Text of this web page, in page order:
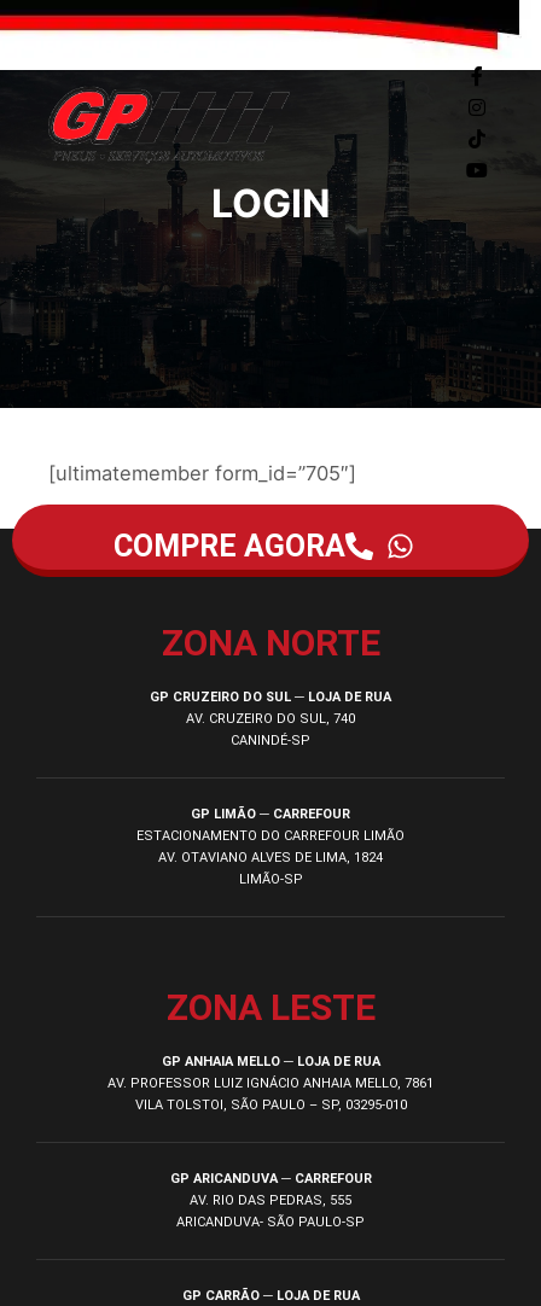
LOGIN
[ultimatemember form_id=”705″]
COMPRE AGORA
ZONA NORTE
GP CRUZEIRO DO SUL ─ LOJA DE RUA
AV. CRUZEIRO DO SUL, 740
CANINDÉ-SP
GP LIMÃO ─ CARREFOUR
ESTACIONAMENTO DO CARREFOUR LIMÃO
AV. OTAVIANO ALVES DE LIMA, 1824
LIMÃO-SP
ZONA LESTE
GP ANHAIA MELLO ─ LOJA DE RUA
AV. PROFESSOR LUIZ IGNÁCIO ANHAIA MELLO, 7861
VILA TOLSTOI, SÃO PAULO – SP, 03295-010
GP ARICANDUVA ─ CARREFOUR
AV. RIO DAS PEDRAS, 555
ARICANDUVA- SÃO PAULO-SP
GP CARRÃO ─ LOJA DE RUA